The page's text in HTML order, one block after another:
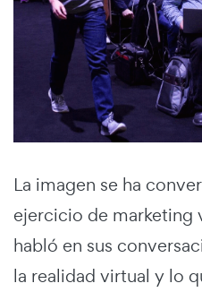
La imagen se ha
ejercicio de marketing
habló en sus
la realidad virtual y lo